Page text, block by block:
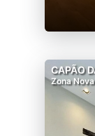
CAPÃO
Zona Nova